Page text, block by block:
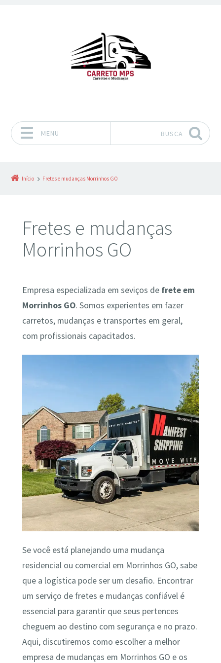
MENU BUSCA
Início Fretes e mudanças Morrinhos GO
Fretes e mudanças
Morrinhos GO
Empresa especializada em seviços de frete em
Morrinhos GO. Somos experientes em fazer
carretos, mudanças e transportes em geral,
com profissionais capacitados.
Se você está planejando uma mudança
residencial ou comercial em Morrinhos GO, sabe
que a logística pode ser um desafio. Encontrar
um serviço de fretes e mudanças confiável é
essencial para garantir que seus pertences
cheguem ao destino com segurança e no prazo.
Aqui, discutiremos como escolher a melhor
empresa de mudanças em Morrinhos GO e os